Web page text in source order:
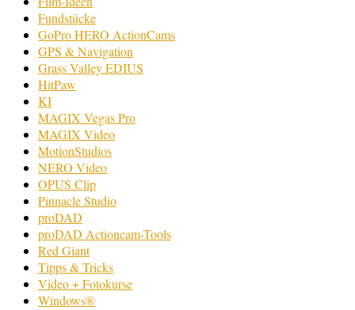
Fundstücke
GoPro HERO ActionCams
GPS & Navigation
Grass Valley EDIUS
HitPaw
KI
MAGIX Vegas Pro
MAGIX Video
MotionStudios
NERO Video
OPUS Clip
Pinnacle Studio
proDAD
proDAD Actioncam-Tools
Red Giant
Tipps & Tricks
Video + Fotokurse
Windows®